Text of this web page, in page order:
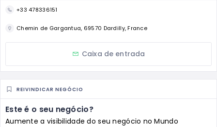
+33 478336151
Chemin de Gargantua, 69570 Dardilly, France
Caixa de entrada
REIVINDICAR NEGÓCIO
Este é o seu negócio?
Aumente a visibilidade do seu negócio no Mundo